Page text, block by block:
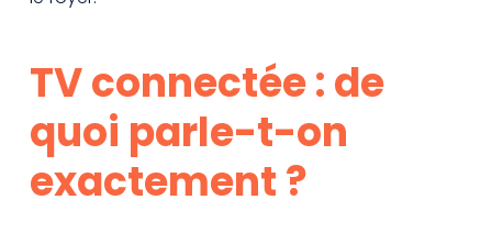
TV connectée : de
quoi parle-t-on
exactement ?